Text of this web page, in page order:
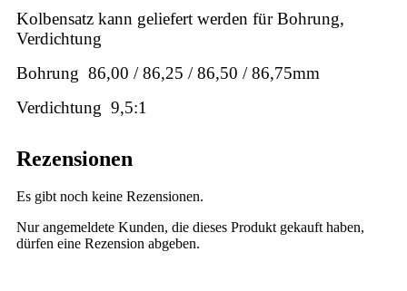
Kolbensatz kann geliefert werden für Bohrung,
Verdichtung
Bohrung 86,00 / 86,25 / 86,50 / 86,75mm
Verdichtung 9,5:1
Rezensionen
Es gibt noch keine Rezensionen.
Nur angemeldete Kunden, die dieses Produkt gekauft haben,
dürfen eine Rezension abgeben.